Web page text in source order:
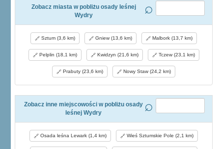
Zobacz miasta w pobliżu osady leśnej
Wydry
Sztum (3,6 km) Gniew (13,6 km) Malbork (13,7 km)
Pelplin (18,1 km) Kwidzyn (21,6 km) Tczew (23,1 km)
Prabuty (23,6 km) Nowy Staw (24,2 km)
Zobacz inne miejscowości w pobliżu osady
leśnej Wydry
Osada leśna Lewark (1,4 km) Wieś Sztumskie Pole (2,1 km)